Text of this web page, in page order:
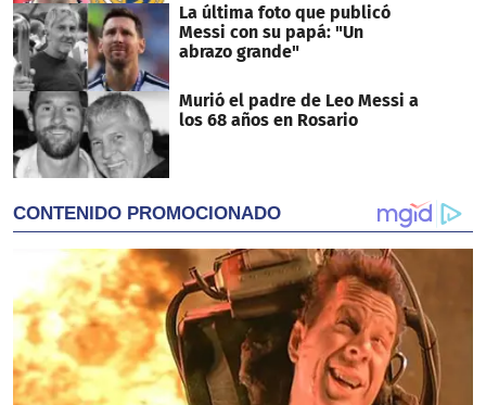
La última foto que publicó
Messi con su papá: "Un
abrazo grande"
Murió el padre de Leo Messi a
los 68 años en Rosario